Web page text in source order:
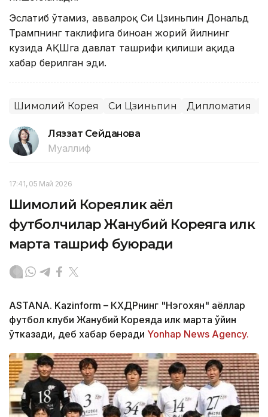
Эслатиб ўтамиз, аввалроқ Си Цзиньпин Дональд
Трампнинг таклифига биноан жорий йилнинг
кузида АҚШга давлат ташрифи қилиши ҳақида
хабар берилган эди.
Шимолий Корея Си Цзиньпин Дипломатия
Ляззат Сейданова
Муаллиф
17:41, 05 Май 2026
Шимолий Кореялик аёл
футболчилар Жанубий Кореяга илк
марта ташриф буюради
ASTANA. Kazinform – КХДРнинг "Нэгохян" аёллар
футбол клуби Жанубий Кореяда илк марта ўйин
ўтказади, деб хабар беради Yonhap News Agency.